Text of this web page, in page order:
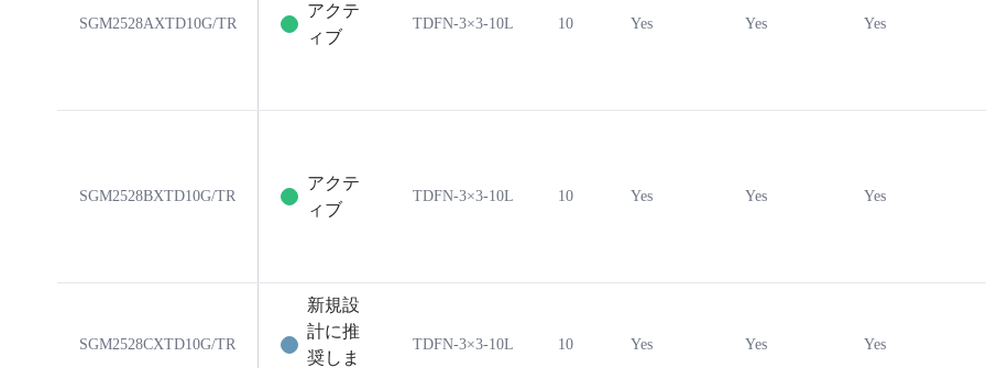
SGM2528AXTD10G/TR
アクテ
ィブ
TDFN-3×3-10L 10 Yes Yes Yes
SGM2528BXTD10G/TR
アクテ
ィブ
TDFN-3×3-10L 10 Yes Yes Yes
SGM2528CXTD10G/TR
新規設
計に推
奨しま
TDFN-3×3-10L 10 Yes Yes Yes